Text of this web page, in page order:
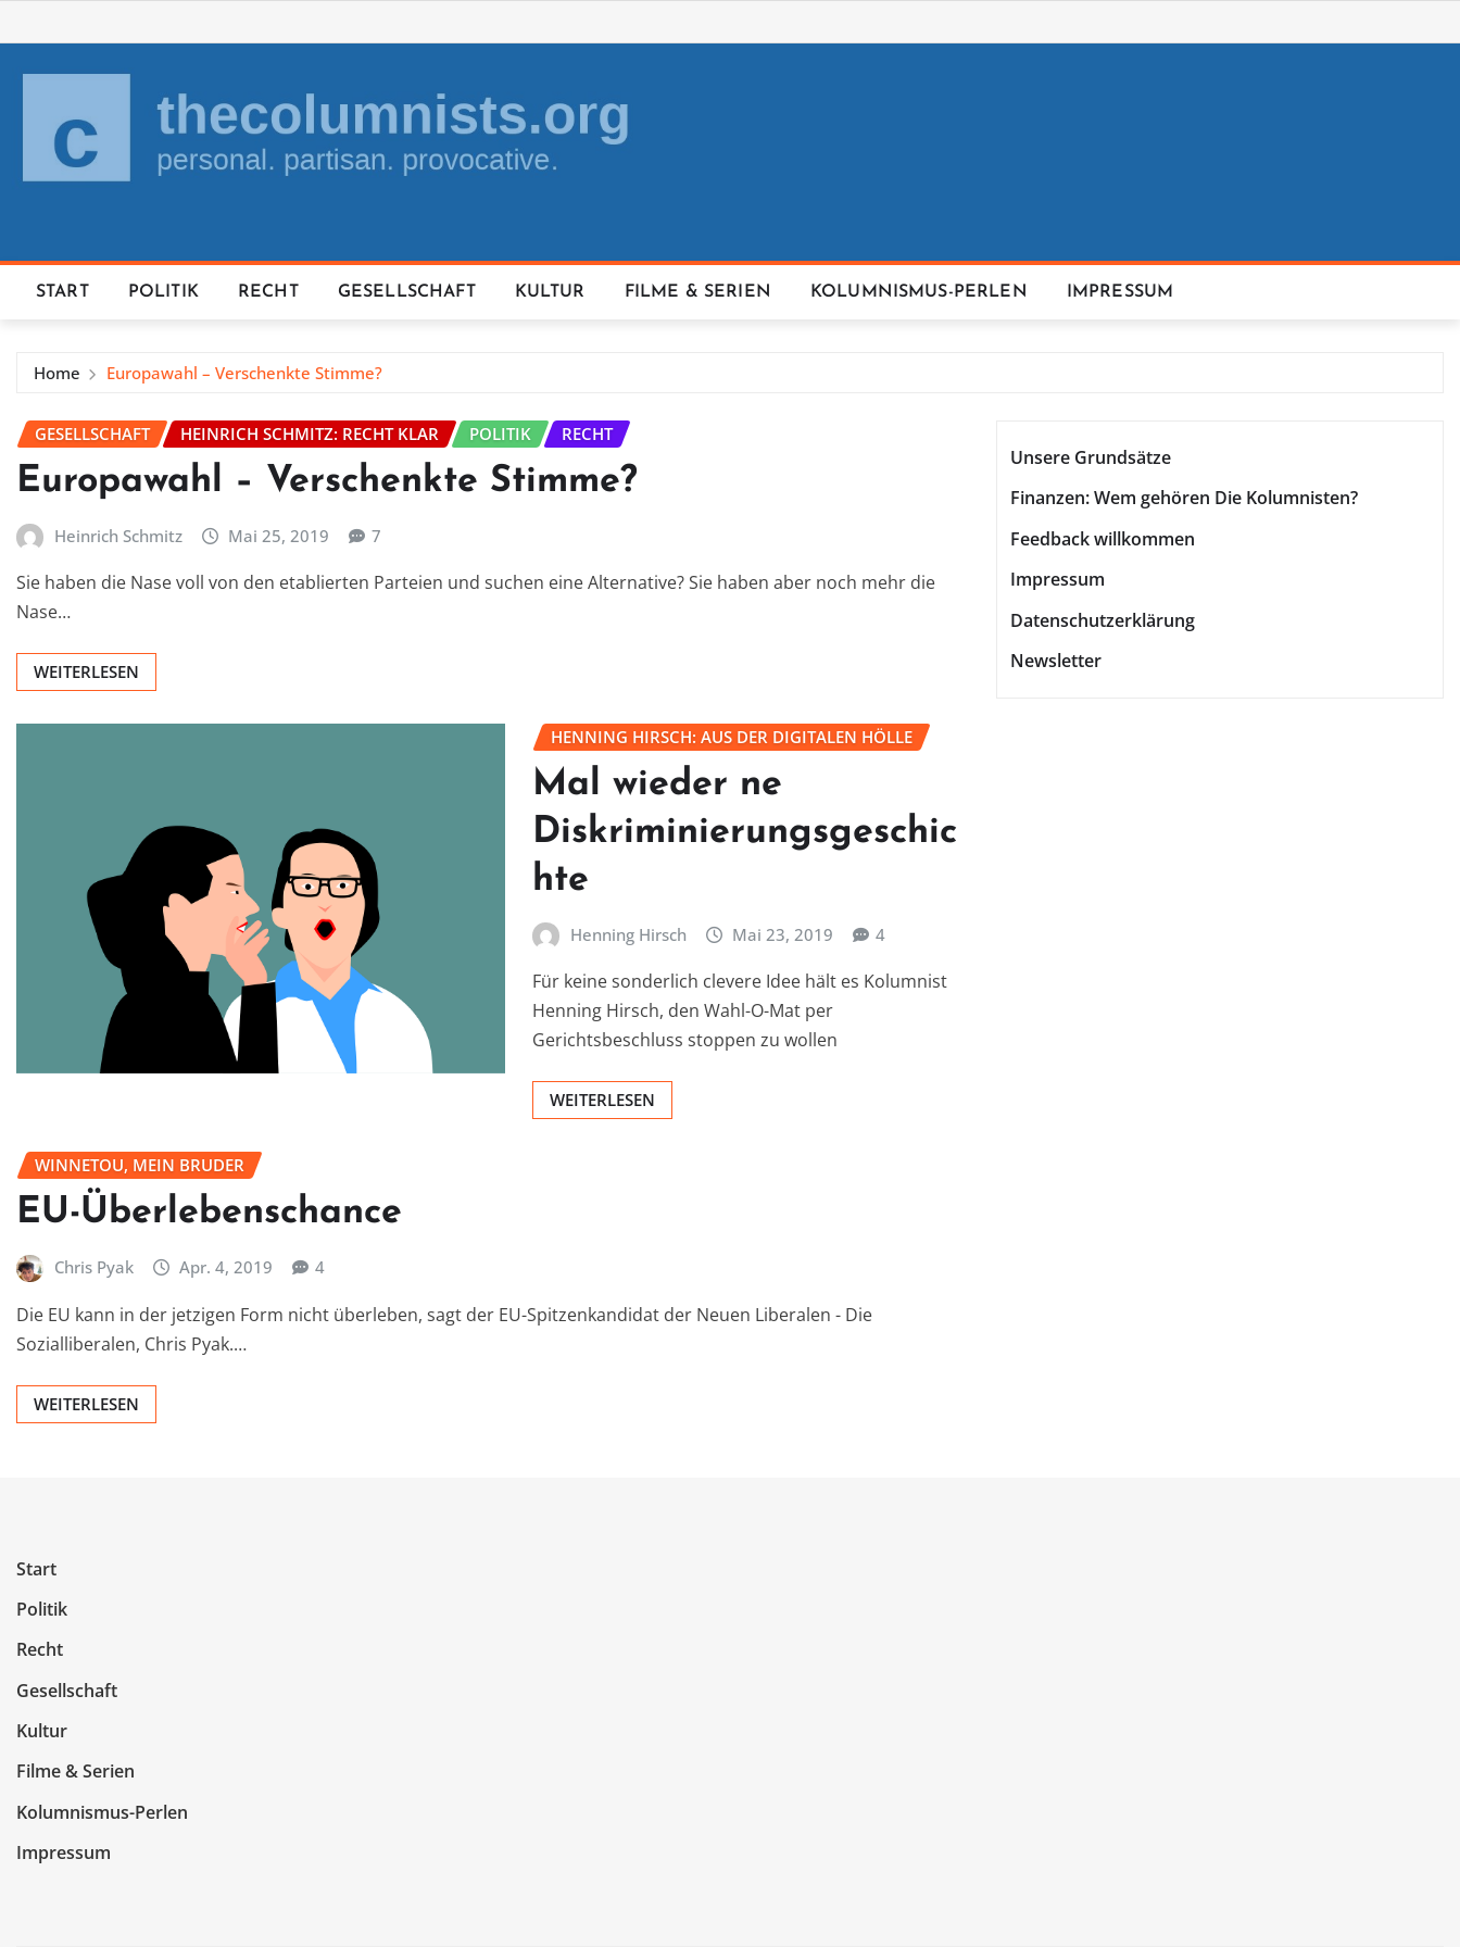
to
content
START POLITIK RECHT GESELLSCHAFT KULTUR FILME & SERIEN KOLUMNISMUS-PERLEN IMPRESSUM
Home Europawahl – Verschenkte Stimme?
GESELLSCHAFT HEINRICH SCHMITZ: RECHT KLAR POLITIK RECHT
Europawahl – Verschenkte Stimme?
Heinrich Schmitz Mai 25, 2019 7
Sie haben die Nase voll von den etablierten Parteien und suchen eine Alternative? Sie haben aber noch mehr die
Nase…
WEITERLESEN
HENNING HIRSCH: AUS DER DIGITALEN HÖLLE
Mal wieder ne
Diskriminierungsgeschic
hte
Henning Hirsch Mai 23, 2019 4
Für keine sonderlich clevere Idee hält es Kolumnist
Henning Hirsch, den Wahl-O-Mat per
Gerichtsbeschluss stoppen zu wollen
WEITERLESEN
WINNETOU, MEIN BRUDER
EU-Überlebenschance
Chris Pyak Apr. 4, 2019 4
Die EU kann in der jetzigen Form nicht überleben, sagt der EU-Spitzenkandidat der Neuen Liberalen - Die
Sozialliberalen, Chris Pyak.…
WEITERLESEN
Unsere Grundsätze
Finanzen: Wem gehören Die Kolumnisten?
Feedback willkommen
Impressum
Datenschutzerklärung
Newsletter
Start
Politik
Recht
Gesellschaft
Kultur
Filme & Serien
Kolumnismus-Perlen
Impressum